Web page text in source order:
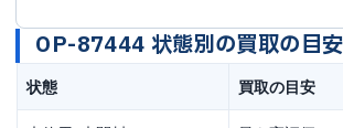
OP-87444 状態別の買取の目安
状態 買取の目安